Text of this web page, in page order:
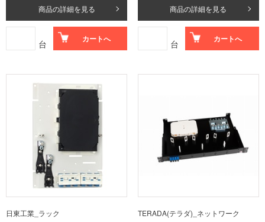
商品の詳細を見る
台 カートへ
商品の詳細を見る
台 カートへ
日東工業_ラック TERADA(テラダ)_ネットワーク